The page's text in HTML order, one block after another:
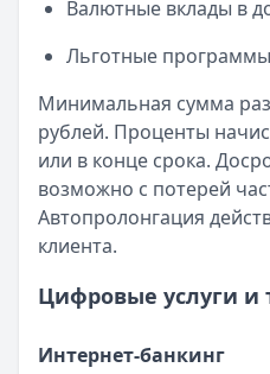
Валютные вклады в
Льготные
Минимальная сумма
рублей. Проценты
или в конце срока.
возможно с потерей
Автопролонгация
клиента.
Цифровые услуги и
Интернет-банкинг